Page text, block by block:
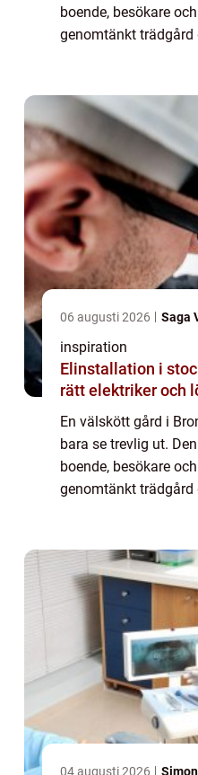
boende, besökare
genomtänkt trädgård
06 augusti 2026 Saga
inspiration
Elinstallation i stockholm
rätt elektriker och
En välskött gård i
bara se trevlig ut.
boende, besökare
genomtänkt trädgård
04 augusti 2026